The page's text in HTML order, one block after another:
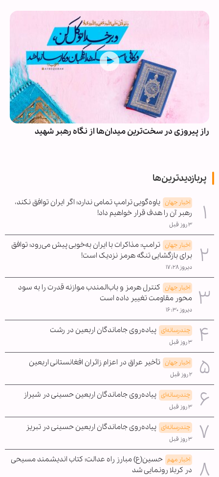
راز پیروزی در سخت‌ترین میدان‌ها از نگاه رهبر شهید
پربازدیدترین‌ها
اخبار جهان یاوه‌گویی ترامپ تمامی ندارد؛ اگر ایران توافق نکند،
رهبر آن را هدف قرار خواهیم داد!
۳ روز قبل
اخبار جهان ترامپ: مذاکرات با ایران به‌خوبی پیش می‌رود؛ توافق
برای بازگشایی تنگه هرمز نزدیک است!
دیروز ۱۷:۲۸
اخبار جهان کنترل هرمز و باب‌المندب موازنه قدرت را به سود
محور مقاومت تغییر داده است
دیروز ۱۶:۳۰
چندرسانه‌ای پیاده‌روی جاماندگان اربعین در رشت
۳ روز قبل
اخبار جهان تأخیر عراق در اعزام زائران افغانستانی اربعین
۲ روز قبل
چندرسانه‌ای پیاده‌روی جاماندگان اربعین حسینی در شیراز
۳ روز قبل
چندرسانه‌ای پیاده‌روی جاماندگان اربعین حسینی در تبریز
۳ روز قبل
اخبار مهم حسین(ع) مبارز راه عدالت؛ کتاب اندیشمند مسیحی
در کربلا رونمایی شد